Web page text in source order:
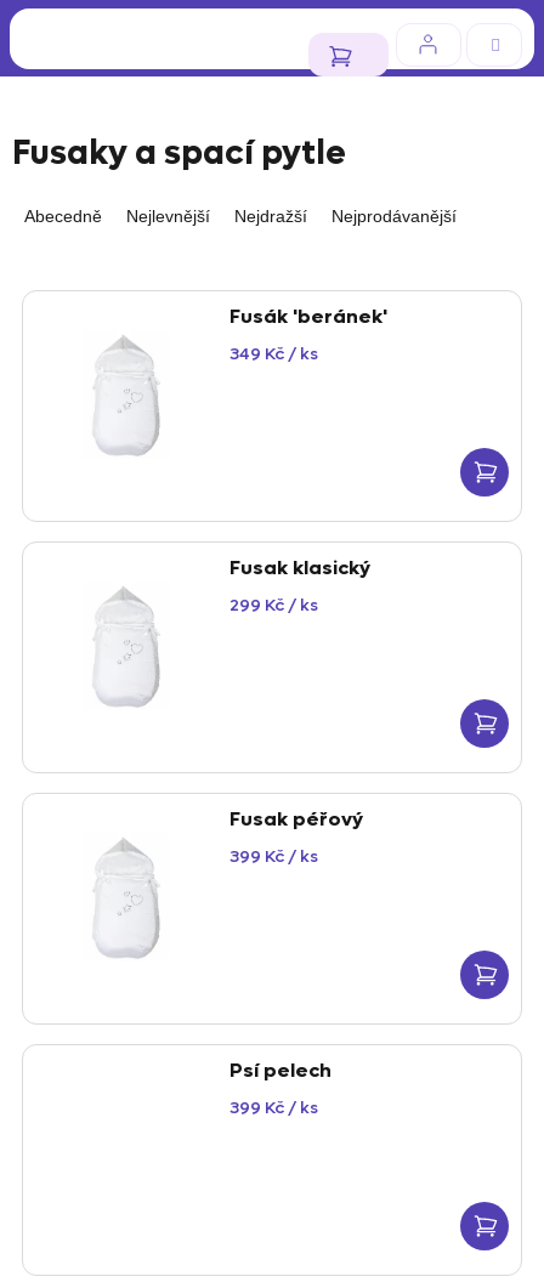
Přejít
na
obsah
NÁKUPNÍ
Fusaky a spací pytle
a
e
d
u
Abecedně Nejlevnější Nejdražší Nejprodávanější
V
o
Fusák 'beránek'
349 Kč/ ks
Fusak klasický
299 Kč/ ks
Fusak péřový
399 Kč/ ks
Psí pelech
399 Kč/ ks